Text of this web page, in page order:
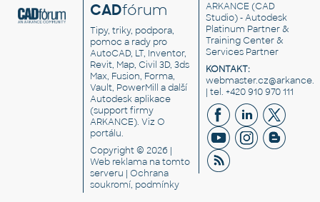
CADfórum
Tipy, triky, podpora,
pomoc a rady pro
AutoCAD, LT, Inventor,
Revit, Map, Civil 3D, 3ds
Max, Fusion, Forma,
Vault, PowerMill a další
Autodesk aplikace
(support firmy
ARKANCE). VizO
portálu.
Copyright © 2026 |
Web reklama na tomto
serveru |Ochrana
soukromí, podmínky
ARKANCE (CAD
Studio) - Autodesk
Platinum Partner &
Training Center &
Services Partner
KONTAKT:
| tel. +420 910 970 111